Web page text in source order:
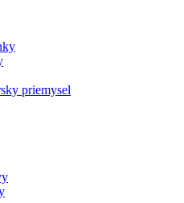
priemysel